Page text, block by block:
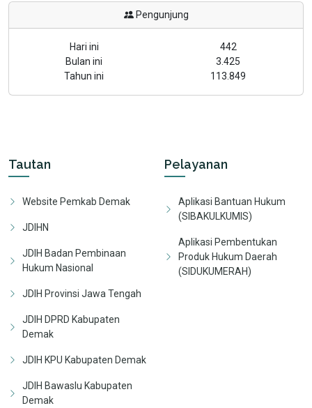
Pengunjung
Hari ini
442
Bulan ini
3.425
Tahun ini
113.849
Tautan
Website Pemkab Demak
JDIHN
JDIH Badan Pembinaan
Hukum Nasional
JDIH Provinsi Jawa Tengah
JDIH DPRD Kabupaten
Demak
JDIH KPU Kabupaten Demak
JDIH Bawaslu Kabupaten
Demak
Pelayanan
Aplikasi Bantuan Hukum
(SIBAKULKUMIS)
Aplikasi Pembentukan
Produk Hukum Daerah
(SIDUKUMERAH)